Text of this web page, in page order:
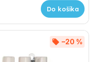
Do košíka
–20 %